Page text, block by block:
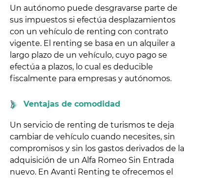
Un autónomo puede desgravarse parte de
sus impuestos si efectúa desplazamientos
con un vehículo de renting con contrato
vigente. El renting se basa en un alquiler a
largo plazo de un vehículo, cuyo pago se
efectúa a plazos, lo cual es deducible
fiscalmente para empresas y autónomos.
Ventajas de comodidad
Un servicio de renting de turismos te deja
cambiar de vehículo cuando necesites, sin
compromisos y sin los gastos derivados de la
adquisición de un Alfa Romeo Sin Entrada
nuevo. En Avanti Renting te ofrecemos el